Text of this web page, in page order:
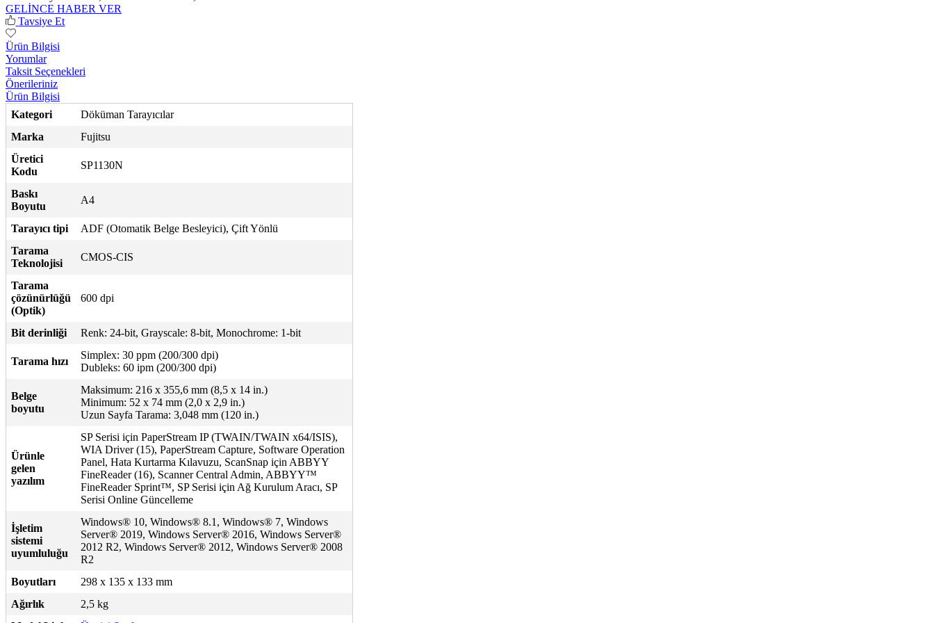
GELİNCE HABER VER
Tavsiye Et
Ürün Bilgisi
Yorumlar
Taksit Seçenekleri
Önerileriniz
Ürün Bilgisi
Kategori
Döküman Tarayıcılar
Marka
Fujitsu
Üretici
Kodu
SP1130N
Baskı
Boyutu
A4
Tarayıcı tipi
ADF (Otomatik Belge Besleyici), Çift Yönlü
Tarama
Teknolojisi
CMOS-CIS
Tarama
çözünürlüğü
(Optik)
600 dpi
Bit derinliği Renk: 24-bit, Grayscale: 8-bit, Monochrome: 1-bit
Tarama hızı
Simplex: 30 ppm (200/300 dpi)
Dubleks: 60 ipm (200/300 dpi)
Belge
boyutu
Maksimum: 216 x 355,6 mm (8,5 x 14 in.)
Minimum: 52 x 74 mm (2,0 x 2,9 in.)
Uzun Sayfa Tarama: 3,048 mm (120 in.)
Ürünle
gelen
yazılım
SP Serisi için PaperStream IP (TWAIN/TWAIN x64/ISIS),
WIA Driver (15), PaperStream Capture, Software Operation
Panel, Hata Kurtarma Kılavuzu, ScanSnap için ABBYY
FineReader (16), Scanner Central Admin, ABBYY™
FineReader Sprint™, SP Serisi için Ağ Kurulum Aracı, SP
Serisi Online Güncelleme
İşletim
sistemi
uyumluluğu
Windows® 10, Windows® 8.1, Windows® 7, Windows
Server® 2019, Windows Server® 2016, Windows Server®
2012 R2, Windows Server® 2012, Windows Server® 2008
R2
Boyutları
298 x 135 x 133 mm
Ağırlık
2,5 kg